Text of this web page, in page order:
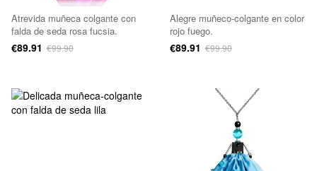
Atrevida muñeca colgante con
falda de seda rosa fucsia.
€89.91 €99.90
Alegre muñeco-colgante en color
rojo fuego.
€89.91 €99.90